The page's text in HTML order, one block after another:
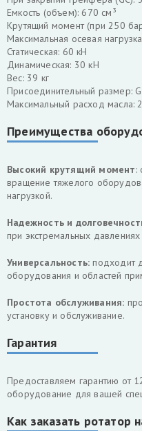
Емкость (объем): 670 см³
Крутящий момент (при 250
Максимальная осевая
Статическая: 60 кН
Динамическая: 30 кН
Вес: 39 кг
Присоединительный размер:
Максимальный расход масла:
Преимущества
Высокий крутящий момент:
вращение тяжелого
нагрузкой.
Надежность и
при экстремальных
Универсальность: подходит
оборудования и областей
Простота обслуживания:
установку и обслуживание.
Гарантия
Предоставляем гарантию от
оборудование для вашей
Как заказать ротатор